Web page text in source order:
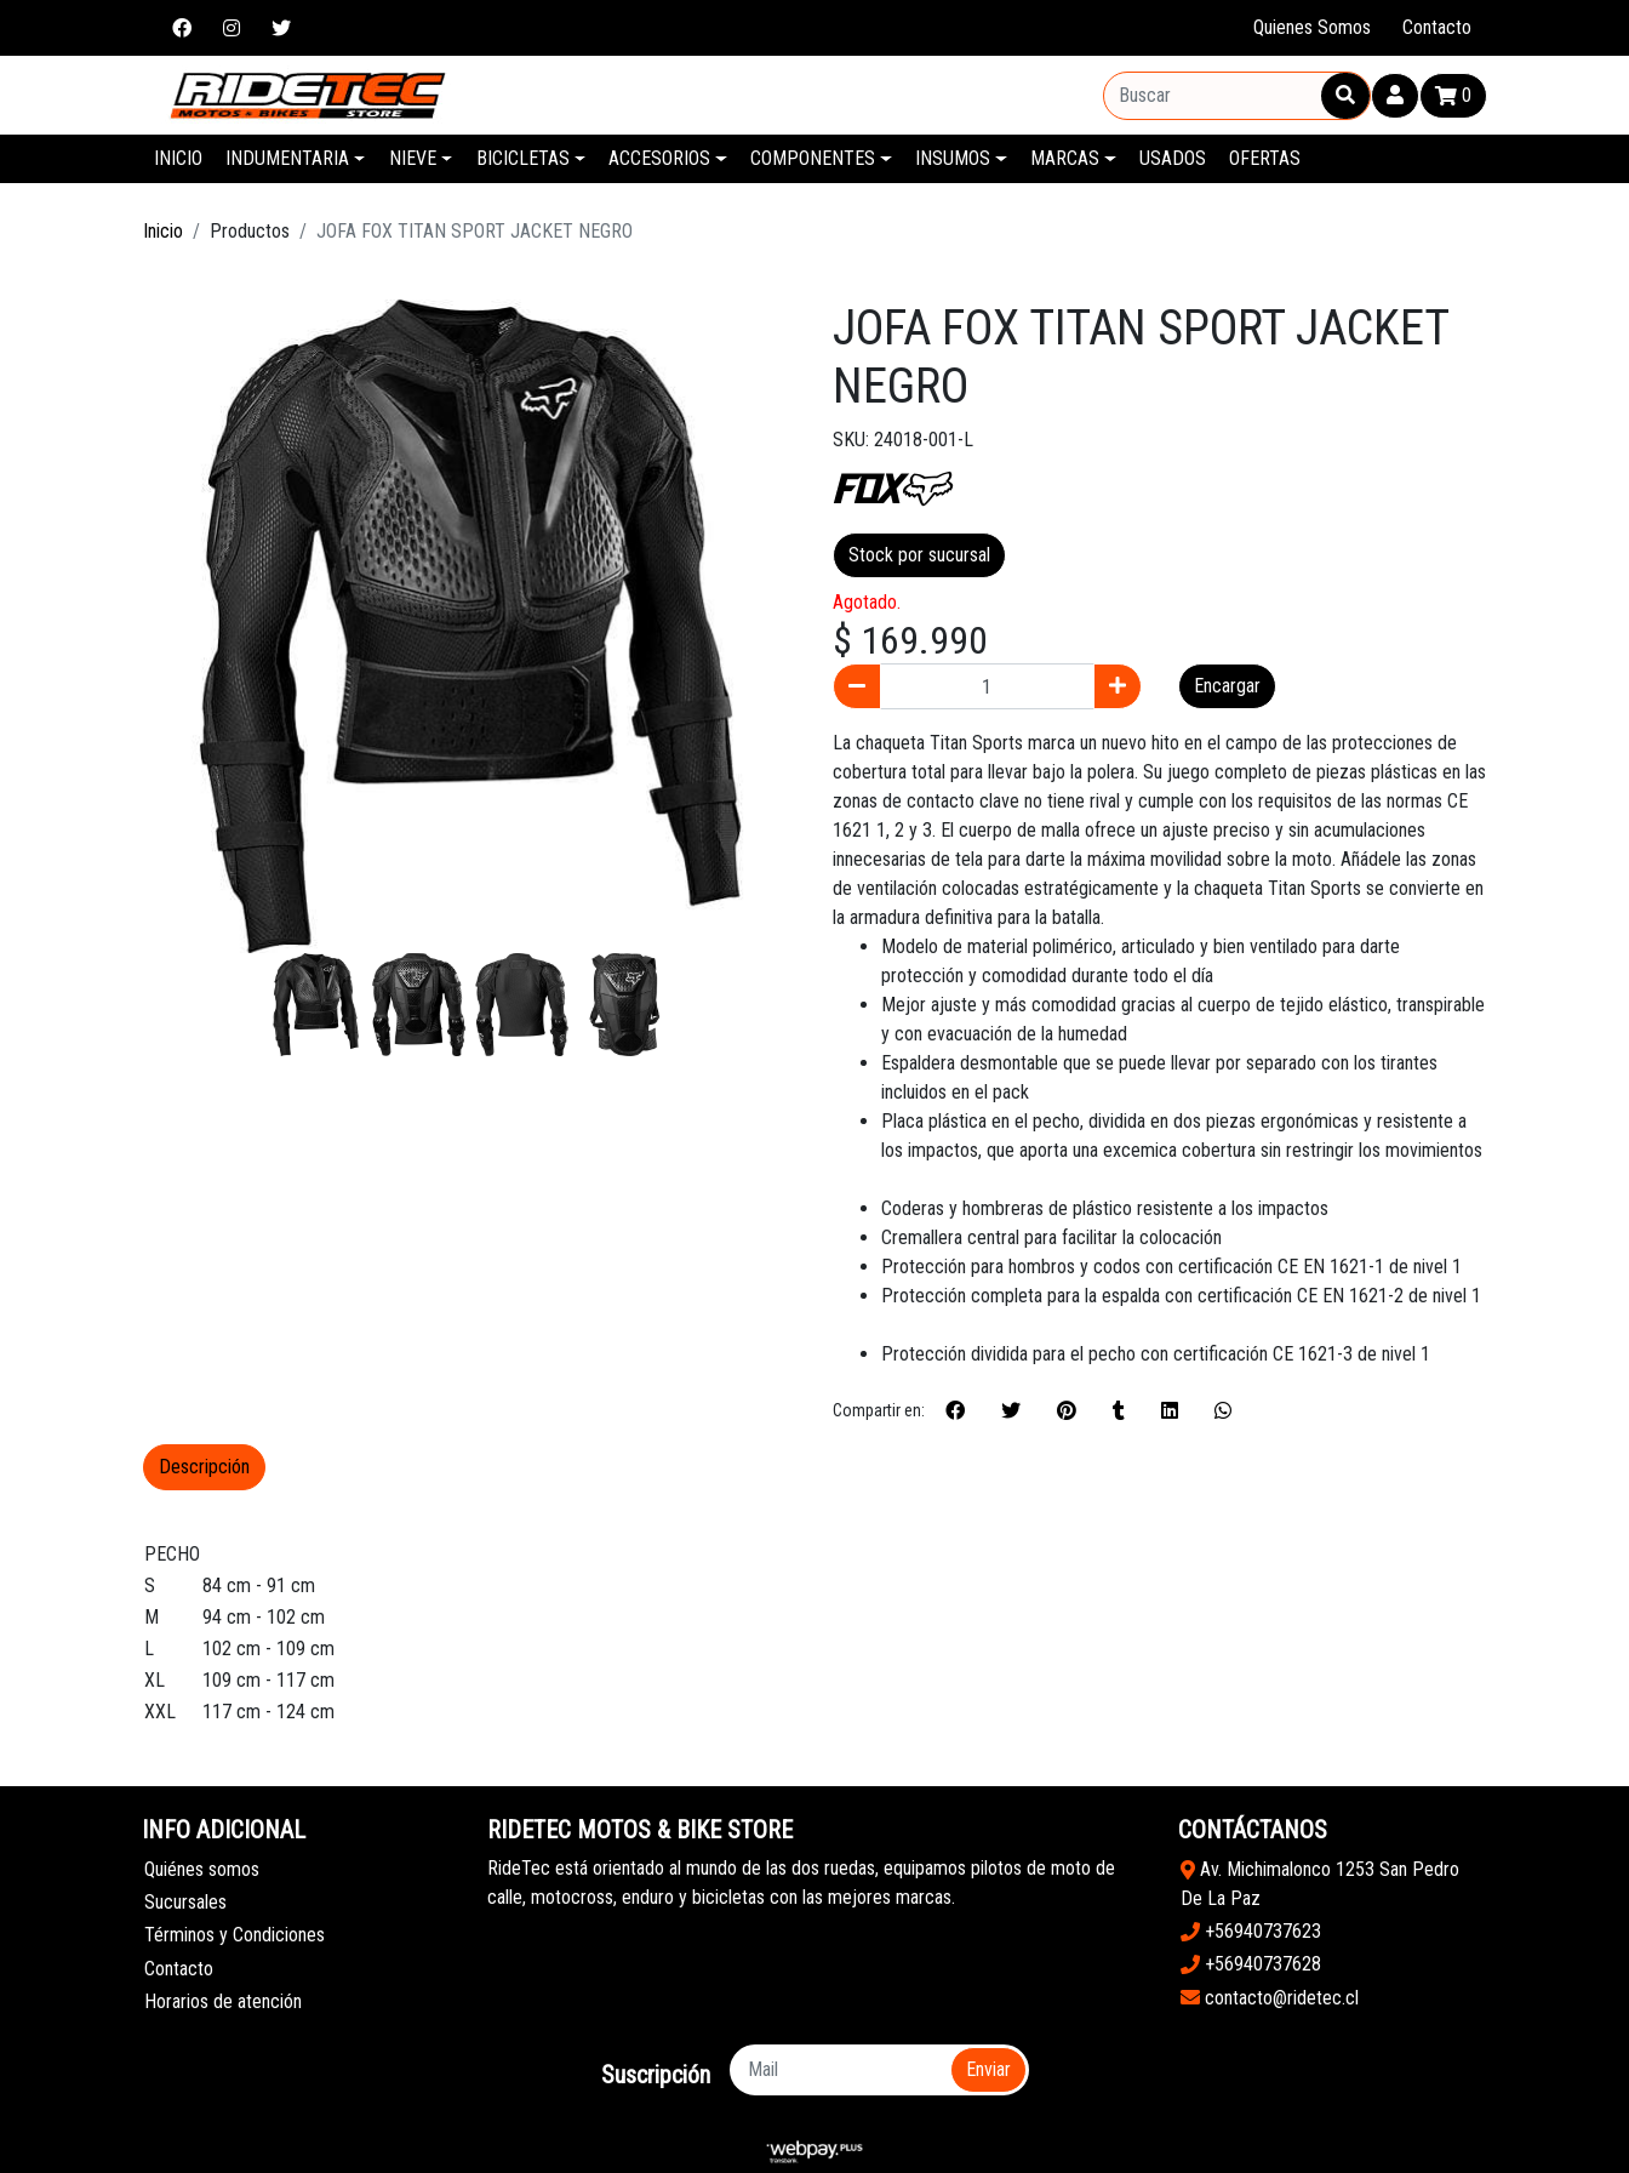
Quienes Somos Contacto
0
INICIO INDUMENTARIA NIEVE BICICLETAS ACCESORIOS COMPONENTES INSUMOS MARCAS USADOS OFERTAS
Inicio Productos JOFA FOX TITAN SPORT JACKET NEGRO
JOFA FOX TITAN SPORT JACKET
NEGRO
SKU: 24018-001-L
Stock por sucursal
Agotado.
$ 169.990
Encargar
La chaqueta Titan Sports marca un nuevo hito en el campo de las protecciones de
cobertura total para llevar bajo la polera. Su juego completo de piezas plásticas en las
zonas de contacto clave no tiene rival y cumple con los requisitos de las normas CE
1621 1, 2 y 3. El cuerpo de malla ofrece un ajuste preciso y sin acumulaciones
innecesarias de tela para darte la máxima movilidad sobre la moto. Añádele las zonas
de ventilación colocadas estratégicamente y la chaqueta Titan Sports se convierte en
la armadura definitiva para la batalla.
Modelo de material polimérico, articulado y bien ventilado para darte
protección y comodidad durante todo el día
Mejor ajuste y más comodidad gracias al cuerpo de tejido elástico, transpirable
y con evacuación de la humedad
Espaldera desmontable que se puede llevar por separado con los tirantes
incluidos en el pack
Placa plástica en el pecho, dividida en dos piezas ergonómicas y resistente a
los impactos, que aporta una excemica cobertura sin restringir los movimientos
Coderas y hombreras de plástico resistente a los impactos
Cremallera central para facilitar la colocación
Protección para hombros y codos con certificación CE EN 1621-1 de nivel 1
Protección completa para la espalda con certificación CE EN 1621-2 de nivel 1
Protección dividida para el pecho con certificación CE 1621-3 de nivel 1
Compartir en:
PECHO
S
84 cm - 91 cm
M
94 cm - 102 cm
L
102 cm - 109 cm
XL
109 cm - 117 cm
XXL
117 cm - 124 cm
Descripción
INFO ADICIONAL
Quiénes somos
Sucursales
Términos y Condiciones
Contacto
Horarios de atención
RIDETEC MOTOS & BIKE STORE
RideTec está orientado al mundo de las dos ruedas, equipamos pilotos de moto de
calle, motocross, enduro y bicicletas con las mejores marcas.
CONTÁCTANOS
Av. Michimalonco 1253 San Pedro
De La Paz
+56940737623
+56940737628
contacto@ridetec.cl
Suscripción Enviar